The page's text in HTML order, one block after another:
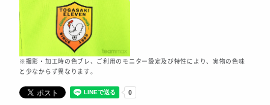
※撮影・加工時の色ブレ、ご利用のモニター設定及び特性により、実物の色味
と少なからず異なります。